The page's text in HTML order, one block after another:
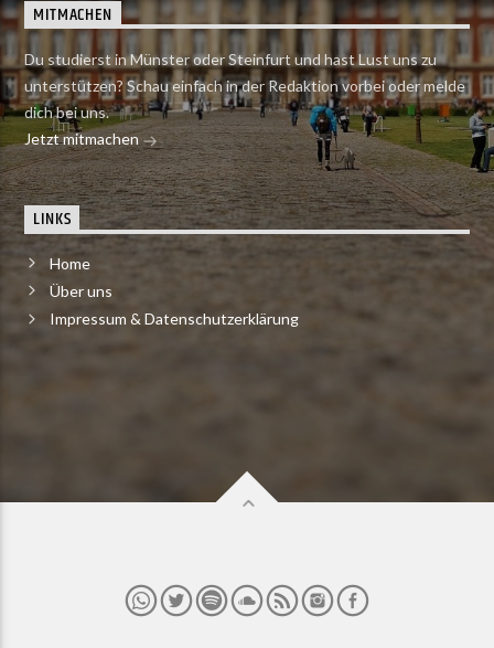
MITMACHEN
Du studierst in Münster oder Steinfurt und hast Lust uns zu
unterstützen? Schau einfach in der Redaktion vorbei oder melde
dich bei uns.
Jetzt mitmachen
LINKS
Home
Über uns
Impressum & Datenschutzerklärung